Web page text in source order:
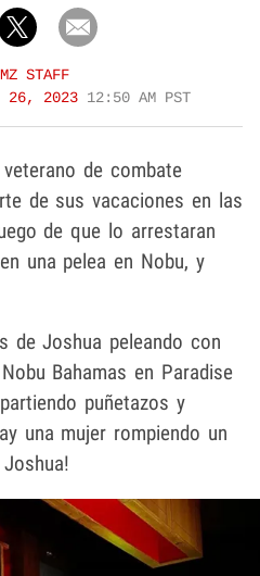
STAFF
26, 2023 12:50 AM PST
de combate
de sus vacaciones en las
de que lo arrestaran
una pelea en Nobu, y
de Joshua peleando con
Bahamas en Paradise
puñetazos y
una mujer rompiendo un